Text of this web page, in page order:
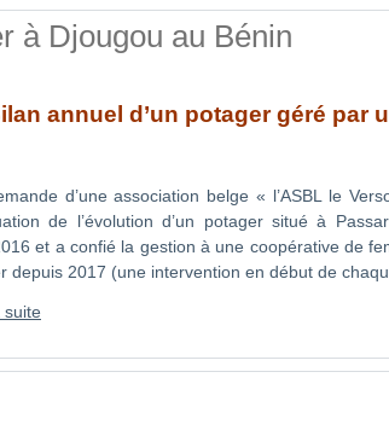
à Djougou au Bénin
annuel d’un potager géré par
d’une association belge « l’ASBL le
de l’évolution d’un potager situé à
et a confié la gestion à une coopérative de
depuis 2017 (une intervention en début de
suite